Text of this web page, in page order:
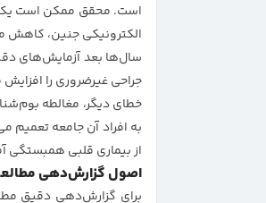
است. محقق ممکن است یک
الکترونیکی جنین، کاهش
سال‌ها بعد آزمایش‌های
جراحی غیرضروری را
به افراد آن جامعه
از بیماری قلبی همبستگی
اصول گزارش‌دهی